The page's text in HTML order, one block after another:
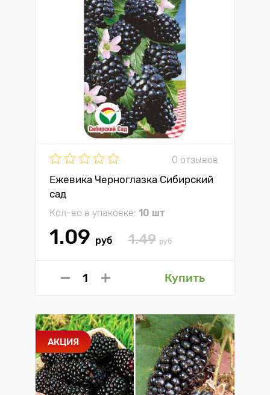
0 отзывов
Ежевика Черноглазка Сибирский
сад
Кол-во в упаковке: 10 шт
1.09 руб 1.49 руб
Купить
АКЦИЯ